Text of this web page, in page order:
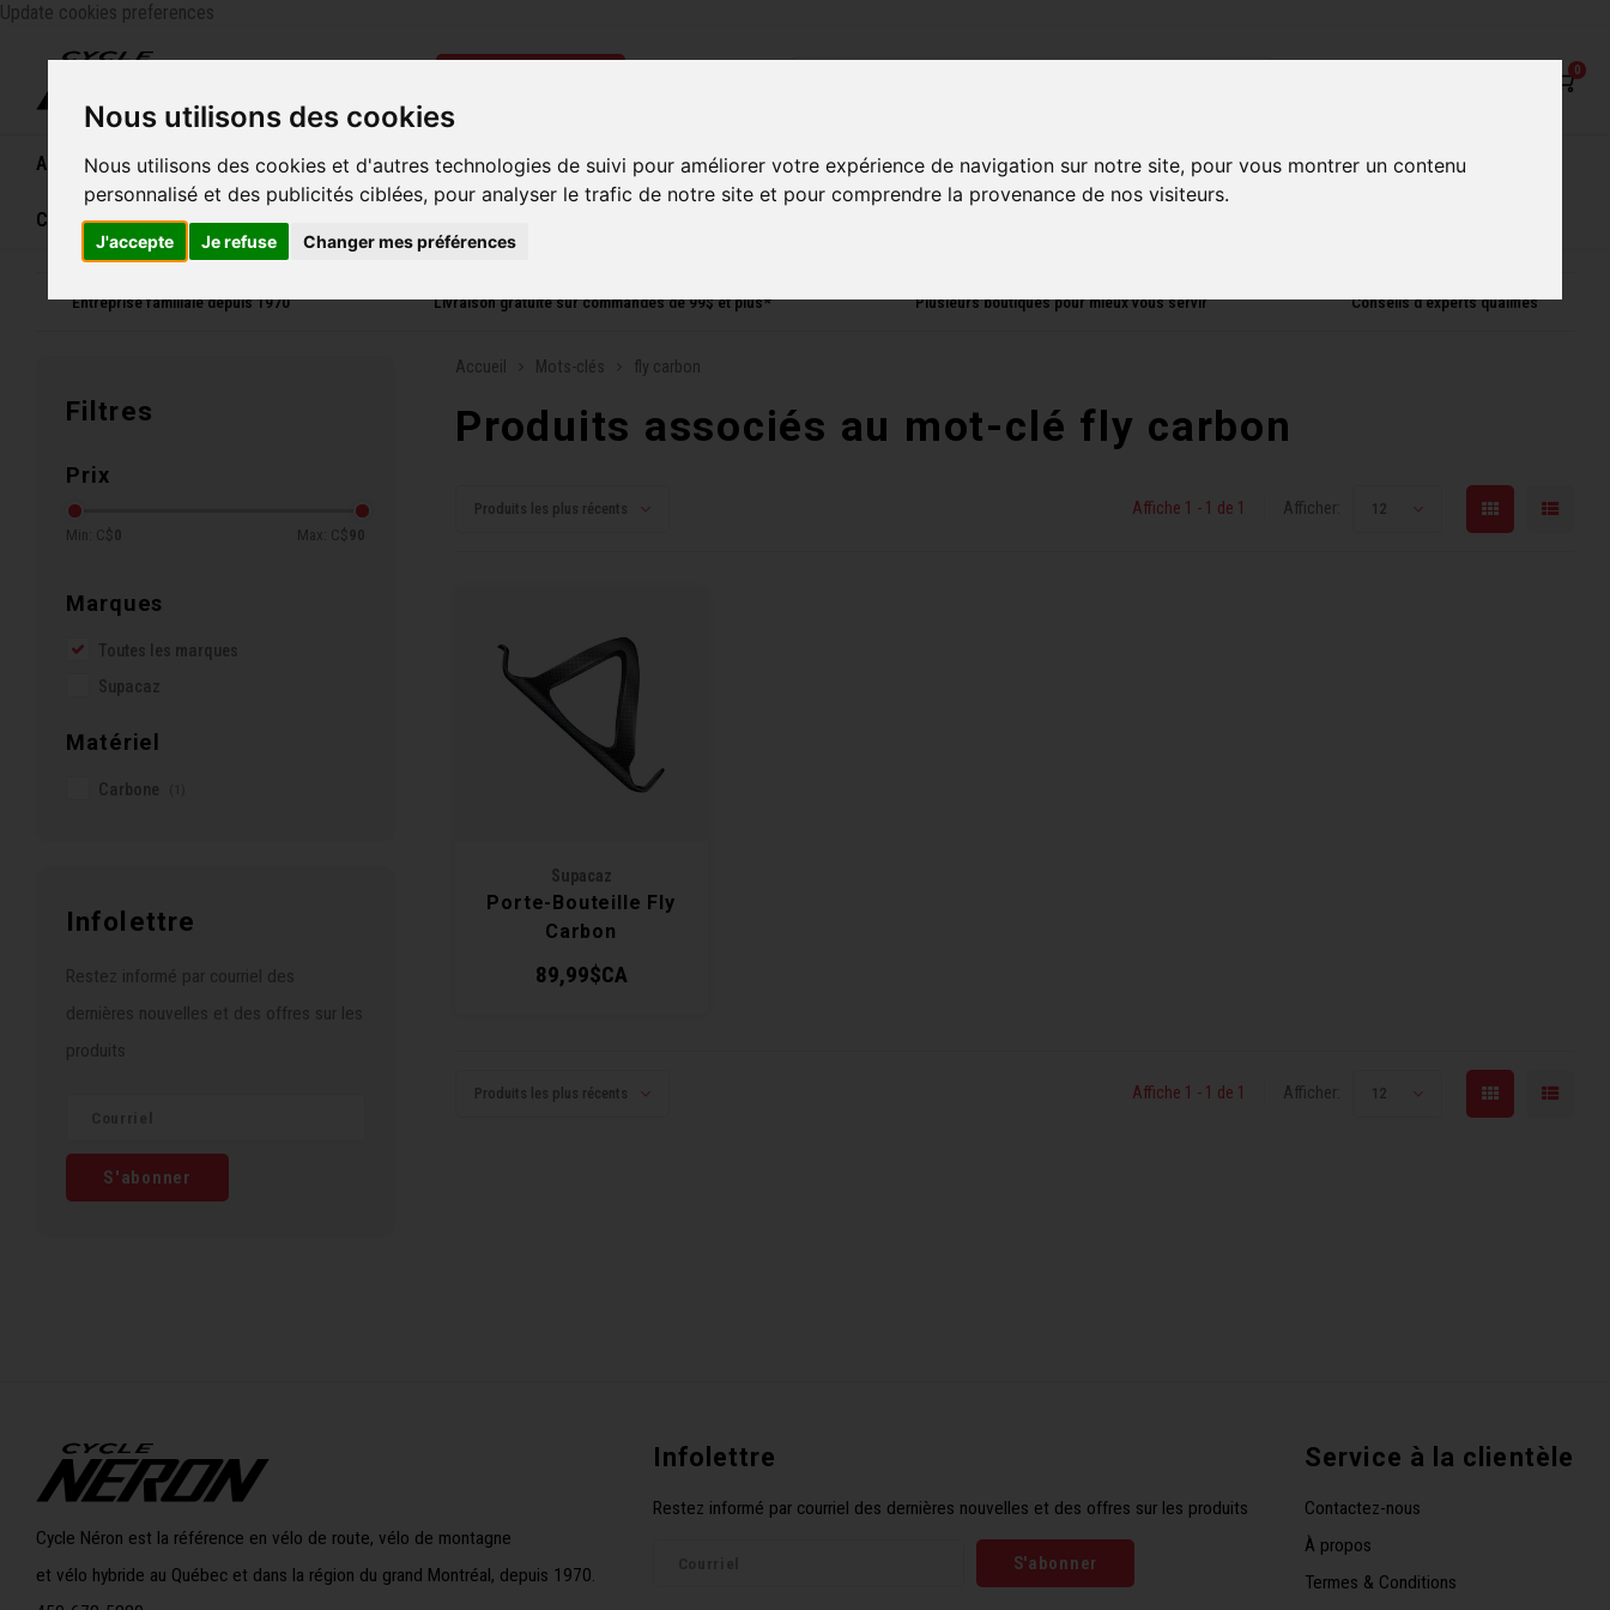
Nous utilisons des cookies
Nous utilisons des cookies et d'autres technologies de suivi pour améliorer votre expérience de navigation sur notre site, pour vous montrer un contenu
personnalisé et des publicités ciblées, pour analyser le trafic de notre site et pour comprendre la provenance de nos visiteurs.
J'accepte Je refuse Changer mes préférences
Update cookies preferences
0
Accueil Vélos Souliers Casques Femme Homme Accessoires Composantes Liquidation Nos Services Nos boutiques
Carte cadeau
Entreprise familiale depuis 1970 Livraison gratuite sur commandes de 99$ et plus* Plusieurs boutiques pour mieux vous servir Conseils d'experts qualifiés
Filtres
Prix
Min: C$ 0 Max: C$ 90
Marques
Toutes les marques
Supacaz
Matériel
Carbone
Infolettre
Restez informé par courriel des
dernières nouvelles et des offres sur les
produits
S'abonner
Accueil Mots-clés fly carbon
Produits associés au mot-clé fly carbon
Produits les plus récents Affiche 1 - 1 de 1 Afficher: 12
Supacaz
Porte-Bouteille Fly
Carbon
89,99$CA
Produits les plus récents Affiche 1 - 1 de 1 Afficher: 12
Cycle Néron est la référence en vélo de route, vélo de montagne
et vélo hybride au Québec et dans la région du grand Montréal, depuis 1970.
Infolettre
Restez informé par courriel des dernières nouvelles et des offres sur les produits
S'abonner
Service à la clientèle
Contactez-nous
À propos
Termes & Conditions